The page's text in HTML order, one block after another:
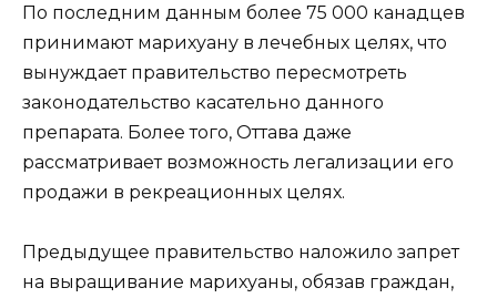
По последним данным более 75 000 канадцев
принимают марихуану в лечебных целях, что
вынуждает правительство пересмотреть
законодательство касательно данного
препарата. Более того, Оттава даже
рассматривает возможность легализации его
продажи в рекреационных целях.
Предыдущее правительство наложило запрет
на выращивание марихуаны, обязав граждан,